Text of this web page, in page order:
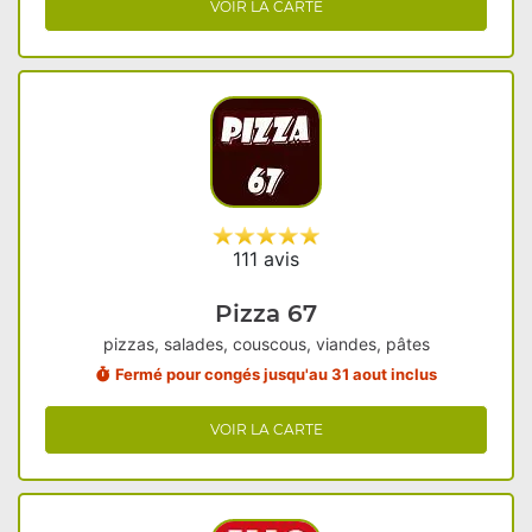
VOIR LA CARTE
111 avis
Pizza 67
pizzas, salades, couscous, viandes, pâtes
Fermé pour congés jusqu'au 31 aout inclus
VOIR LA CARTE